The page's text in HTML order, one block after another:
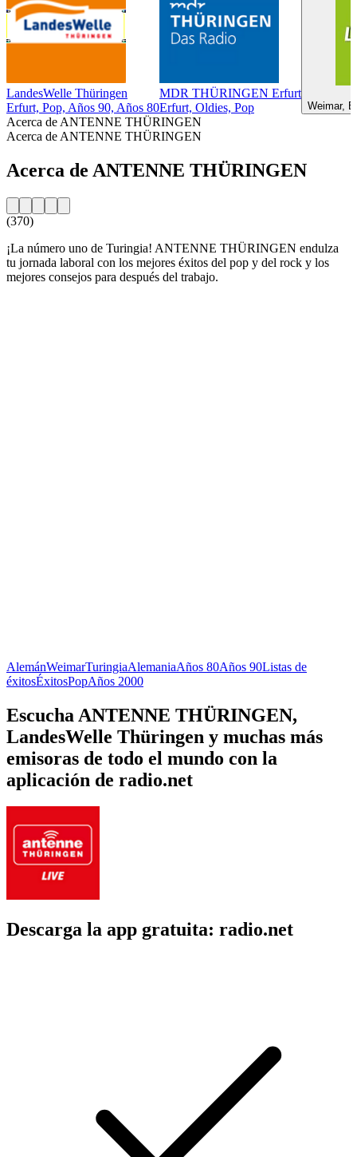
LandesWelle Thüringen
Erfurt, Pop, Años 90, Años 80
MDR THÜRINGEN Erfurt
Erfurt, Oldies, Pop
Weimar,
Acerca de ANTENNE THÜRINGEN
Acerca de ANTENNE THÜRINGEN
Acerca de ANTENNE THÜRINGEN
(370)
¡La número uno de Turingia! ANTENNE THÜRINGEN endulza
tu jornada laboral con los mejores éxitos del pop y del rock y los
mejores consejos para después del trabajo.
AlemánWeimarTuringiaAlemaniaAños 80Años 90Listas de
éxitosÉxitosPopAños 2000
Escucha ANTENNE THÜRINGEN,
LandesWelle Thüringen y muchas más
emisoras de todo el mundo con la
aplicación de radio.net
Descarga la app gratuita: radio.net